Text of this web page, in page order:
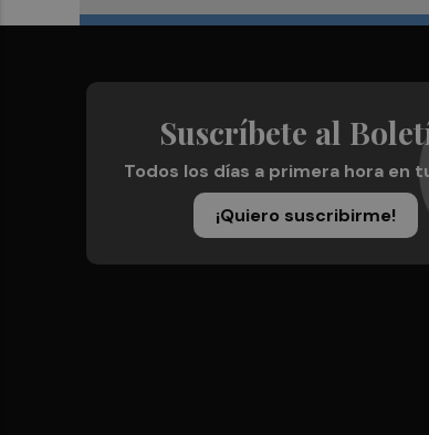
Suscríbete al
Todos los días a primera hora en
¡Quiero suscribirme!